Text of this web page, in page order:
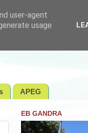
APEG
EB GANDRA
user-agent
usage